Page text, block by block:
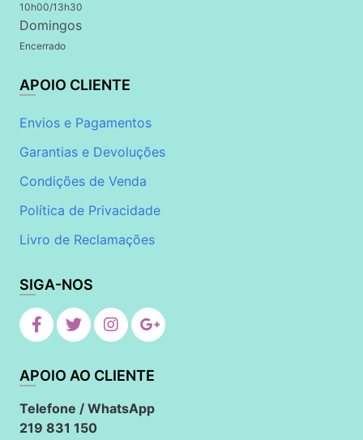
10h00/13h30
Domingos
Encerrado
APOIO CLIENTE
Envios e Pagamentos
Garantias e Devoluções
Condições de Venda
Política de Privacidade
Livro de Reclamações
SIGA-NOS
APOIO AO CLIENTE
Telefone / WhatsApp
219 831 150